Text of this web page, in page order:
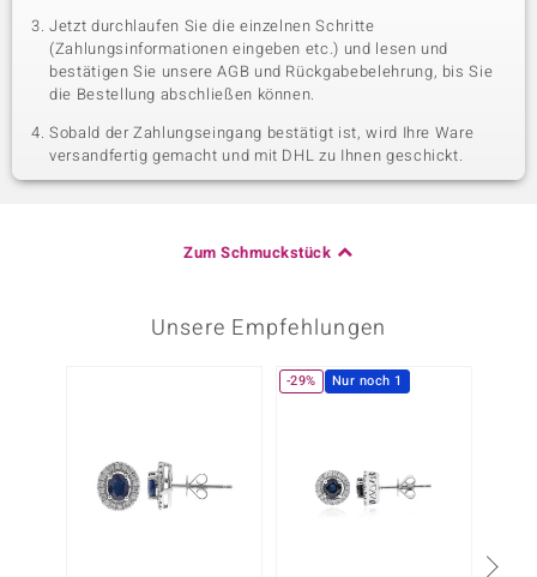
Jetzt durchlaufen Sie die einzelnen Schritte
(Zahlungsinformationen eingeben etc.) und lesen und
bestätigen Sie unsere AGB und Rückgabebelehrung, bis Sie
die Bestellung abschließen können.
Sobald der Zahlungseingang bestätigt ist, wird Ihre Ware
versandfertig gemacht und mit DHL zu Ihnen geschickt.
Zum Schmuckstück
Unsere Empfehlungen
-29% Nur noch 1